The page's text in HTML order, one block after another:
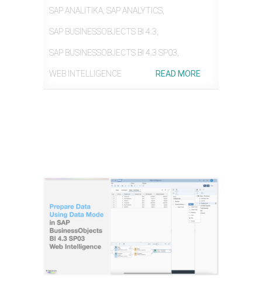
SAP ANALITIKA SAP ANALYTICS
SAP BUSINESSOBJECTS BI 4.3
SAP BUSINESSOBJECTS BI 4.3 SP03
WEB INTELLIGENCE READ MORE